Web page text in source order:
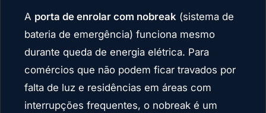
A porta de enrolar com nobreak (sistema de
bateria de emergência) funciona mesmo
durante queda de energia elétrica. Para
comércios que não podem ficar travados por
falta de luz e residências em áreas com
interrupções frequentes, o nobreak é um